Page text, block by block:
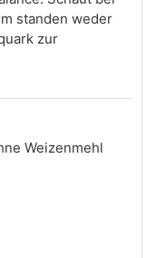
standen weder
zur
Weizenmehl